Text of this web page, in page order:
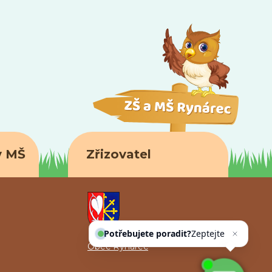
MŠ Zřizovatel
Obec Rynárec
Potřebujete poradit?Zeptejte se